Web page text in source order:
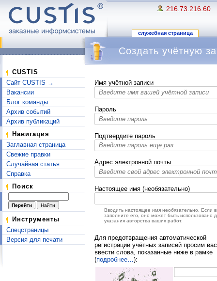
216.73.216.60
служебная страница
CUSTIS
Сайт CUSTIS →
Вакансии
Блог команды
Архив событий
Архив публикаций
Навигация
Заглавная страница
Свежие правки
Случайная статья
Справка
Поиск
Инструменты
Спецстраницы
Версия для печати
Создать учётную
Имя учётной записи
Пароль
Подтвердите пароль
Адрес электронной почты
Настоящее имя (необязательно)
Вводить настоящее имя необязательно. Если
заполните его, оно может быть использовано
указания авторства ваших работ.
Для предотвращения автоматической
регистрации учётных записей просим вас
ввести слова, показанные ниже в рамке
(подробнее… ):